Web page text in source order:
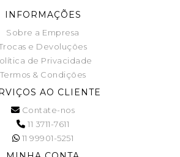
INFORMAÇÕES
Sobre a Empresa
e Devoluções
de Privacidade
Termos & Condições
AO CLIENTE
Contate-nos
11 3711-7611
11 99901-5251